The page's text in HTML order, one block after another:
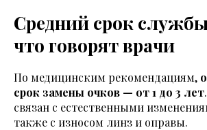
Средний срок
что говорят врачи
По медицинским рекомендациям,
срок замены очков — от 1 до 3 лет
связан с естественными
также с износом линз и оправы.